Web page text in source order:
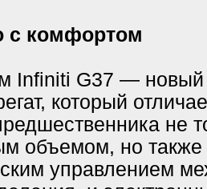
с комфортом
Infiniti G37 —
который
не
объемом, но также
управлением